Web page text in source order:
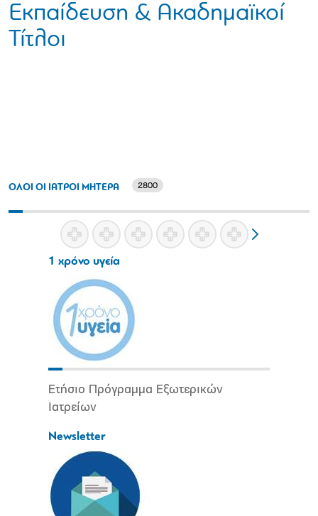
Εκπαίδευση & Ακαδημαϊκοί
Τίτλοι
ΟΛΟΙ ΟΙ ΙΑΤΡΟΙ ΜΗΤΕΡΑ 2800
1 χρόνο υγεία
Ετήσιο Πρόγραμμα Εξωτερικών
Ιατρείων
Newsletter